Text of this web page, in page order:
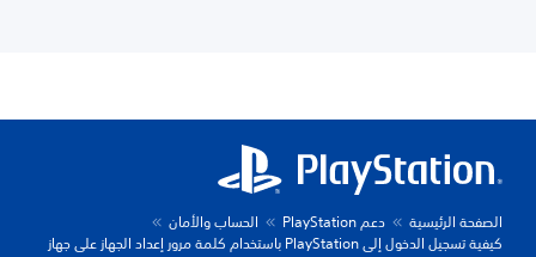
الصفحة الرئيسية دعم PlayStation
الحساب والأمان
كيفية تسجيل الدخول إلى PlayStation باستخدام كلمة مرور إعداد الجهاز على جهاز